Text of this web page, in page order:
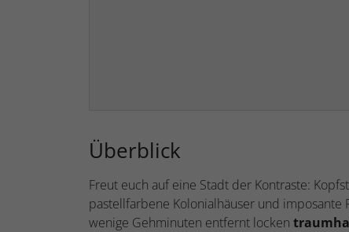
Überblick
Freut euch auf eine Stadt der Kontraste:
pastellfarbene Kolonialhäuser und imposante
wenige Gehminuten entfernt locken